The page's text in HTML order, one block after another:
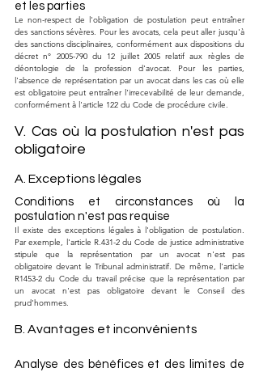
et les parties
Le non-respect de l'obligation de postulation peut entraîner
des sanctions sévères. Pour les avocats, cela peut aller jusqu'à
des sanctions disciplinaires, conformément aux dispositions du
décret n° 2005-790 du 12 juillet 2005 relatif aux règles de
déontologie de la profession d'avocat. Pour les parties,
l'absence de représentation par un avocat dans les cas où elle
est obligatoire peut entraîner l'irrecevabilité de leur demande,
conformément à l'article 122 du Code de procédure civile.
V. Cas où la postulation n'est pas
obligatoire
A. Exceptions légales
Conditions et circonstances où la
postulation n'est pas requise
Il existe des exceptions légales à l'obligation de postulation.
Par exemple, l'article R.431-2 du Code de justice administrative
stipule que la représentation par un avocat n'est pas
obligatoire devant le Tribunal administratif. De même, l'article
R1453-2 du Code du travail précise que la représentation par
un avocat n'est pas obligatoire devant le Conseil des
prud'hommes.
B. Avantages et inconvénients
Analyse des bénéfices et des limites de